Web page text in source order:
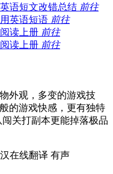
语短文改错总结 前往
英语短语 前往
读上册 前往
读上册 前往
外观，多变的游戏技
的游戏快感，更有独特
关打副本更能掉落极品